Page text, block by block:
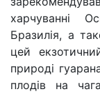
харчуванні
Бразилія, а
цей
природі
плодів на